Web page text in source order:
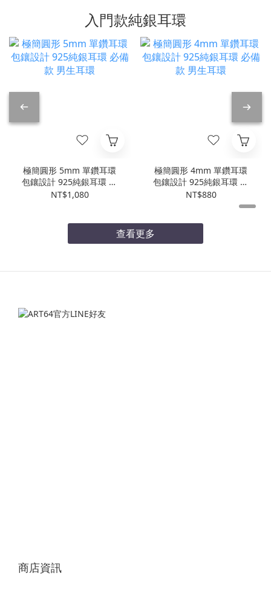
入門款純銀耳環
極簡圓形 5mm 單鑽耳環
包鑲設計 925純銀耳環 必
備款 男生耳環
NT$1,080
極簡圓形 4mm 單鑽耳環
包鑲設計 925純銀耳環 必
備款 男生耳環
NT$880
查看更多
商店資訊